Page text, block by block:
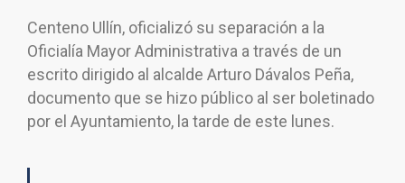
Centeno Ullín, oficializó su separación a la
Oficialía Mayor Administrativa a través de un
escrito dirigido al alcalde Arturo Dávalos Peña,
documento que se hizo público al ser boletinado
por el Ayuntamiento, la tarde de este lunes.